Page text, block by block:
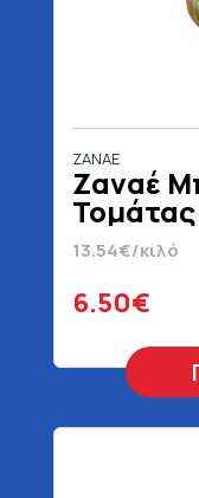
ZANAE
Ζαναέ
13.54€/κιλό
6.50€